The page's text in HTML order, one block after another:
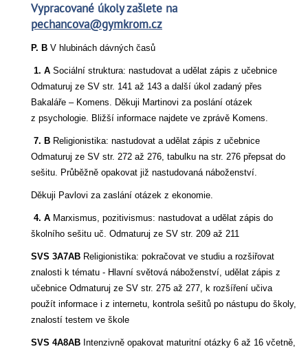
Vypracované úkoly zašlete na
pechancova@gymkrom.cz
P. B V hlubinách dávných časů
1. A Sociální struktura: nastudovat a udělat zápis z učebnice
Odmaturuj ze SV str. 141 až 143 a další úkol zadaný přes
Bakaláře – Komens. Děkuji Martinovi za poslání otázek
z psychologie. Bližší informace najdete ve zprávě Komens.
7. B Religionistika: nastudovat a udělat zápis z učebnice
Odmaturuj ze SV str. 272 až 276, tabulku na str. 276 přepsat do
sešitu. Průběžně opakovat již nastudovaná náboženství.
Děkuji Pavlovi za zaslání otázek z ekonomie.
4. A Marxismus, pozitivismus: nastudovat a udělat zápis do
školního sešitu uč. Odmaturuj ze SV str. 209 až 211
SVS 3A7AB Religionistika: pokračovat ve studiu a rozšiřovat
znalosti k tématu - Hlavní světová náboženství, udělat zápis z
učebnice Odmaturuj ze SV str. 275 až 277, k rozšíření učiva
použít informace i z internetu, kontrola sešitů po nástupu do školy,
znalostí testem ve škole
SVS 4A8AB Intenzivně opakovat maturitní otázky 6 až 16 včetně,